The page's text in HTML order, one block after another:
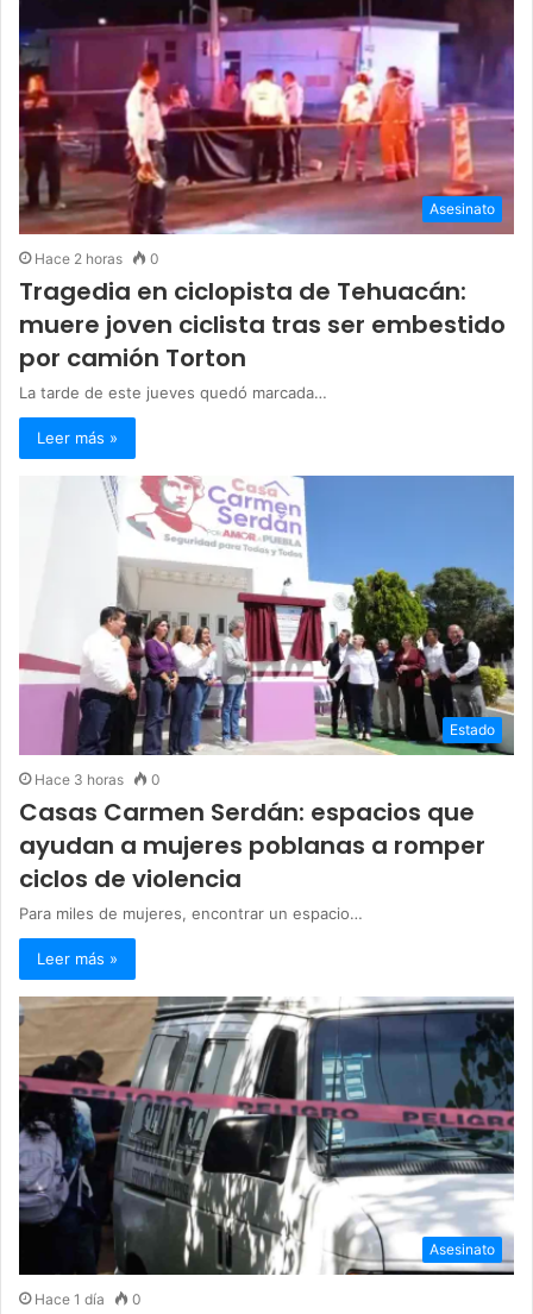
Asesinato
Hace 2 horas 0
Tragedia en ciclopista de Tehuacán:
muere joven ciclista tras ser embestido
por camión Torton
La tarde de este jueves quedó marcada…
Leer más »
Estado
Hace 3 horas 0
Casas Carmen Serdán: espacios que
ayudan a mujeres poblanas a romper
ciclos de violencia
Para miles de mujeres, encontrar un espacio…
Leer más »
Asesinato
Hace 1 día 0